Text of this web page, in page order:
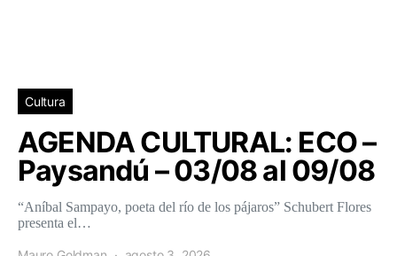
Cultura
AGENDA CULTURAL: ECO –
Paysandú – 03/08 al 09/08
“Aníbal Sampayo, poeta del río de los pájaros” Schubert Flores
presenta el…